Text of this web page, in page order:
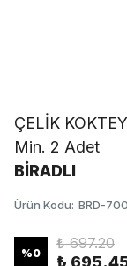
ÇELİK
Min. 2 Adet
BİRADLI
Ürün Kodu: BRD-
%0
₺ 697.20
₺